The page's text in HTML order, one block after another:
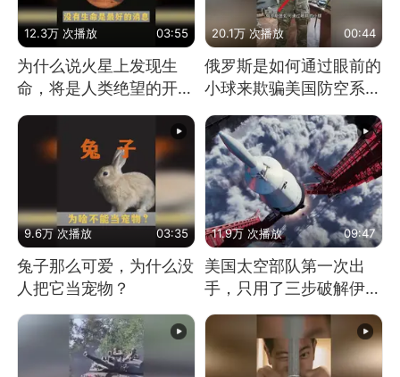
12.3万 次播放 03:55
为什么说火星上发现生
命，将是人类绝望的开
20.1万 次播放 00:44
俄罗斯是如何通过眼前的
小球来欺骗美国防空系统
9.6万 次播放 03:35
兔子那么可爱，为什么没
人把它当宠物？
11.9万 次播放 09:47
美国太空部队第一次出
手，只用了三步破解伊朗
防空